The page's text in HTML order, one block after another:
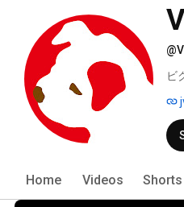
ビ
Home Videos Shorts